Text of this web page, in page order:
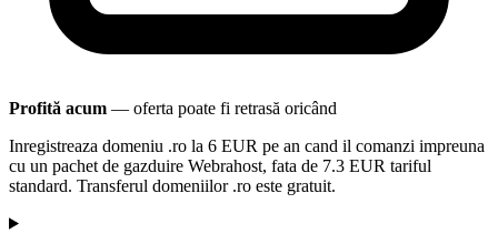
Profită acum — oferta poate fi retrasă oricând
Inregistreaza domeniu .ro la 6 EUR pe an cand il comanzi impreuna
cu un pachet de gazduire Webrahost, fata de 7.3 EUR tariful
standard. Transferul domeniilor .ro este gratuit.